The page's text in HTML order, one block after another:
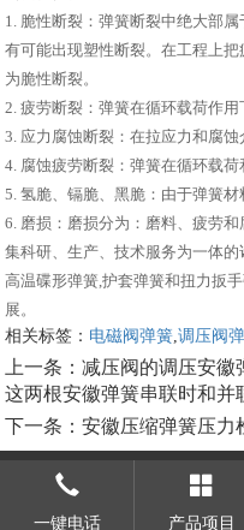
1. 脆性断裂：弹簧断裂中绝大部
有可能出现塑性断裂。在工程上
为脆性断裂。
2. 疲劳断裂：弹簧在循环载荷作用
3. 应力腐蚀断裂：在拉应力和腐
4. 腐蚀疲劳断裂：弹簧在循环载
5. 氢脆、镉脆、黑脆：由于弹簧
6. 磨损：磨损分为：磨料、疲劳和
集科研、生产、技术服务为一体
高温碟形弹簧,护套弹簧和扭力扳
展。
相关标签： 电磁阀弹簧,调压阀
上一条：减压阀的调压安徽
这两根安徽弹簧串联时和并
下一条：安徽压缩弹簧压力
一键电话 产品项目